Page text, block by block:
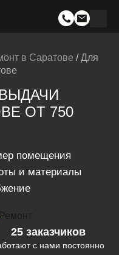
в Саратове /Для
ОТ 750
помещения
и материалы
25 заказчиков
с нами постоянно